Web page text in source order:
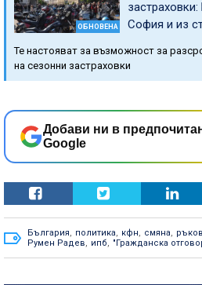
ОБНОВЕНА
София и из
Те настояват за възможност за
на сезонни застраховки
Добави ни в
Google
България, политика, кфн, смяна,
Румен Радев, ипб, "Гражданска